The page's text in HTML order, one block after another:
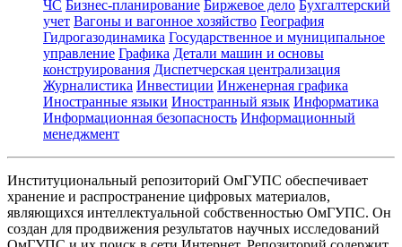
ЧС Бизнес-планирование Биржевое дело Бухгалтерский
учет Вагоны и вагонное хозяйство География
Гидрогазодинамика Государственное и муниципальное
управление Графика Детали машин и основы
конструирования Диспетчерская централизация
Журналистика Инвестиции Инженерная графика
Иностранные языки Иностранный язык Информатика
Информационная безопасность Информационный
менеджмент
Институциональный репозиторий ОмГУПС обеспечивает
хранение и распространение цифровых материалов,
являющихся интеллектуальной собственностью ОмГУПС. Он
создан для продвижения результатов научных исследований